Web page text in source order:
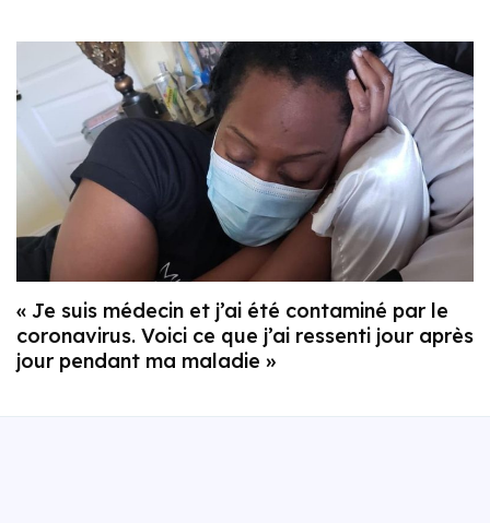
« Je suis médecin et j’ai été contaminé par le
coronavirus. Voici ce que j’ai ressenti jour après
jour pendant ma maladie »